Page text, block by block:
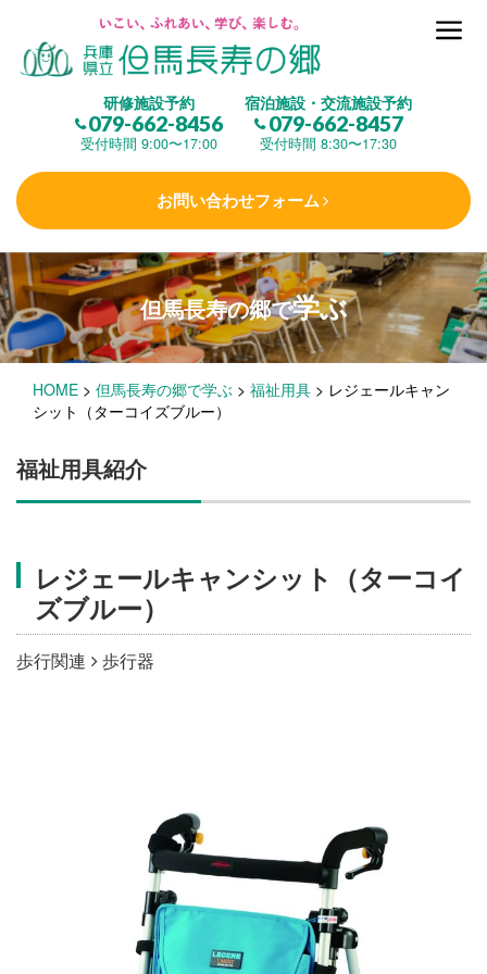
研修施設予約
079-662-8456
受付時間 9:00〜17:00
宿泊施設・交流施設予約
079-662-8457
受付時間 8:30〜17:30
お問い合わせフォーム
但馬長寿の郷とは
(研修施設)
楽しむ
学 ぶ(健康福祉)
泊まる(宿泊)
施設・料金
アクセス
但馬長寿の郷で学ぶ
HOME > 但馬長寿の郷で学ぶ > 福祉用具 > レジェールキャン
シット（ターコイズブルー）
福祉用具紹介
レジェールキャンシット（ターコイ
ズブルー）
歩行関連 歩行器